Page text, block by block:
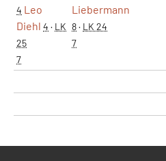
4 Leo
Diehl 4 · LK
25
7
Liebermann
8· LK 24
7